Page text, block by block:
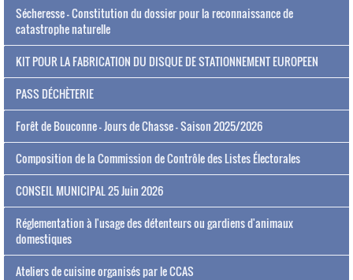
Sécheresse - Constitution du dossier pour la reconnaissance de
catastrophe naturelle
KIT POUR LA FABRICATION DU DISQUE DE STATIONNEMENT EUROPEEN
PASS DÉCHÈTERIE
Forêt de Bouconne - Jours de Chasse - Saison 2025/2026
Composition de la Commission de Contrôle des Listes Électorales
CONSEIL MUNICIPAL 25 Juin 2026
Réglementation à l'usage des détenteurs ou gardiens d'animaux
domestiques
Ateliers de cuisine organisés par le CCAS